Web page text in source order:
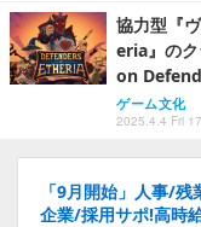
協力型『
eria』の
on
ゲーム文化
2025.4.4 Fri
「9月開始」人事/
企業/採用サポ!高時